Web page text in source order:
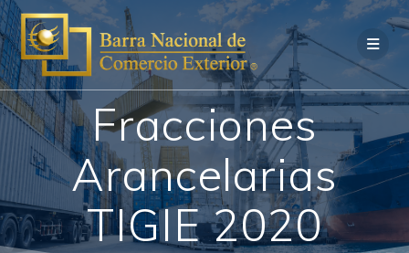
Saltar
contenido
Fracciones
Arancelarias
TIGIE 2020